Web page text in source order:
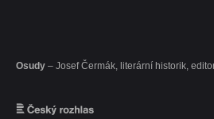
Osudy – Josef Čermák, literární historik,